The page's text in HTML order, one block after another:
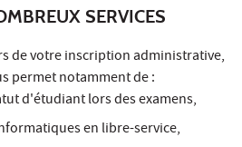
SERVICES
de votre inscription administrative,
permet notamment de :
d'étudiant lors des examens,
en libre-service,